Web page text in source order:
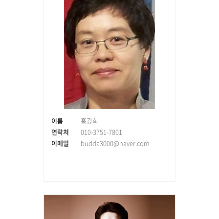
이름
홍광희
연락처
010-3751-7801
이메일
budda3000@naver.com